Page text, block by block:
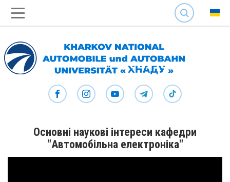
SEARCH
Основні наукові інтереси кафедри
"Автомобільна електроніка"